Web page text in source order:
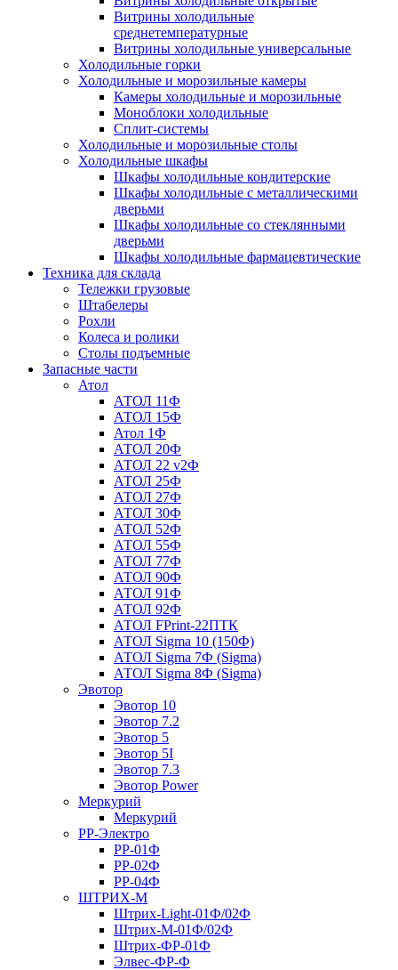
Витрины холодильные
среднетемпературные
Витрины холодильные универсальные
Холодильные горки
Холодильные и морозильные камеры
Камеры холодильные и морозильные
Моноблоки холодильные
Сплит-системы
Холодильные и морозильные столы
Холодильные шкафы
Шкафы холодильные кондитерские
Шкафы холодильные с металлическими
дверьми
Шкафы холодильные со стеклянными
дверьми
Шкафы холодильные фармацевтические
Техника для склада
Тележки грузовые
Штабелеры
Рохли
Колеса и ролики
Столы подъемные
Запасные части
Атол
АТОЛ 11Ф
АТОЛ 15Ф
Атол 1Ф
АТОЛ 20Ф
АТОЛ 22 v2Ф
АТОЛ 25Ф
АТОЛ 27Ф
АТОЛ 30Ф
АТОЛ 52Ф
АТОЛ 55Ф
АТОЛ 77Ф
АТОЛ 90Ф
АТОЛ 91Ф
АТОЛ 92Ф
АТОЛ FPrint-22ПТК
АТОЛ Sigma 10 (150Ф)
АТОЛ Sigma 7Ф (Sigma)
АТОЛ Sigma 8Ф (Sigma)
Эвотор
Эвотор 10
Эвотор 7.2
Эвотор 5
Эвотор 5I
Эвотор 7.3
Эвотор Power
Меркурий
Меркурий
РР-Электро
РР-01Ф
РР-02Ф
РР-04Ф
ШТРИХ-М
Штрих-Light-01Ф/02Ф
Штрих-М-01Ф/02Ф
Штрих-ФР-01Ф
Элвес-ФР-Ф